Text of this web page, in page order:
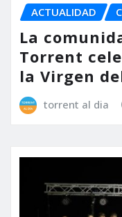
ACTUALIDAD
La
Torrent
la Virgen
torrent al dia